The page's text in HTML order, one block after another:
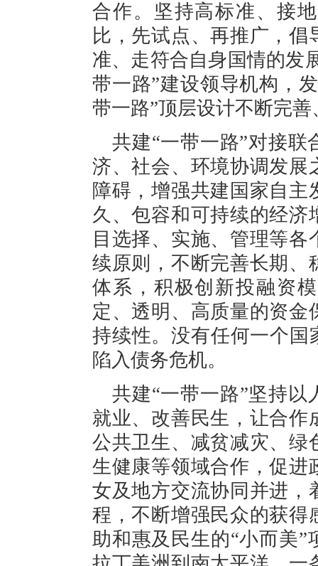
合作。坚持高标准、接
比，先试点、再推广，
准、走符合自身国情的发
带一路”建设领导机构，
带一路”顶层设计不断完
共建“一带一路”对接联
济、社会、环境协调发展
障碍，增强共建国家自
久、包容和可持续的经济
目选择、实施、管理等
续原则，不断完善长期、
体系，积极创新投融资
定、透明、高质量的资
持续性。没有任何一个国
陷入债务危机。
共建“一带一路”坚持
就业、改善民生，让合作
公共卫生、减贫减灾、绿
生健康等领域合作，促进
女及地方交流协同并进，
程，不断增强民众的获得
助和惠及民生的“小而美